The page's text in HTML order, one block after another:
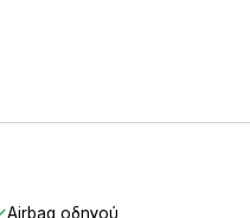
Airbag οδηγού